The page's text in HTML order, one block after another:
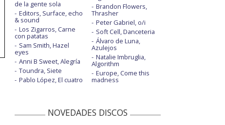
de la gente sola
Editors, Surface, echo
& sound
Los Zigarros, Carne
con patatas
Sam Smith, Hazel
eyes
Anni B Sweet, Alegría
Toundra, Siete
Pablo López, El cuatro
Brandon Flowers,
Thrasher
Peter Gabriel, o/i
Soft Cell, Danceteria
Álvaro de Luna,
Azulejos
Natalie Imbruglia,
Algorithm
Europe, Come this
madness
NOVEDADES DISCOS